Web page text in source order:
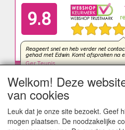
Welkom! Deze
van cookies
Leuk dat je onze site bezoekt. Geef
mogen plaatsen. De noodzakelijke